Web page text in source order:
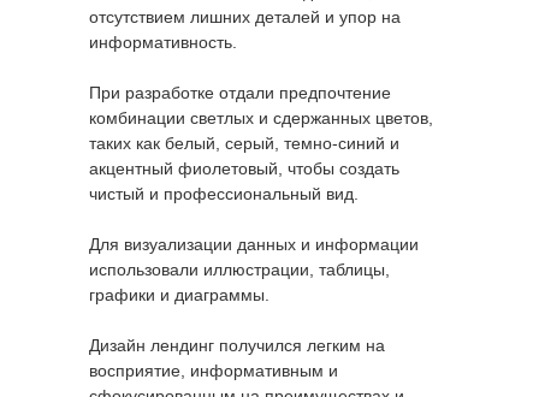
отсутствием лишних деталей и упор на
информативность.
При разработке отдали предпочтение
комбинации светлых и сдержанных цветов,
таких как белый, серый, темно-синий и
акцентный фиолетовый, чтобы создать
чистый и профессиональный вид.
Для визуализации данных и информации
использовали иллюстрации, таблицы,
графики и диаграммы.
Дизайн лендинг получился легким на
восприятие, информативным и